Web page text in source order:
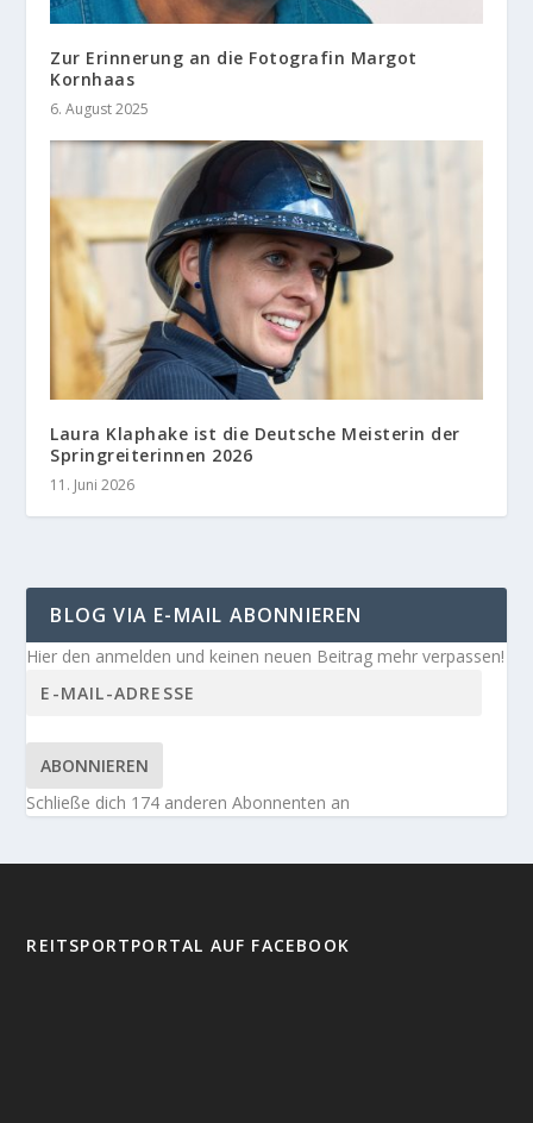
Zur Erinnerung an die Fotografin Margot
Kornhaas
6. August 2025
Laura Klaphake ist die Deutsche Meisterin der
Springreiterinnen 2026
11. Juni 2026
BLOG VIA E-MAIL ABONNIEREN
Hier den anmelden und keinen neuen Beitrag mehr verpassen!
ABONNIEREN
Schließe dich 174 anderen Abonnenten an
REITSPORTPORTAL AUF FACEBOOK